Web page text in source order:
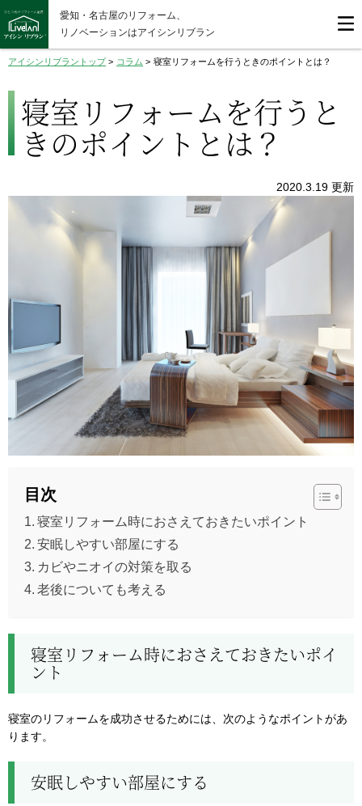
愛知・名古屋のリフォーム、
リノベーションはアイシンリブラン
アイシンリブラントップ> コラム > 寝室リフォームを行うときのポイントとは？
寝室リフォームを行うと
きのポイントとは？
2020.3.19 更新
目次
寝室リフォーム時におさえておきたいポイント
安眠しやすい部屋にする
カビやニオイの対策を取る
老後についても考える
寝室リフォーム時におさえておきたいポイ
ント
寝室のリフォームを成功させるためには、次のようなポイントがあ
ります。
安眠しやすい部屋にする